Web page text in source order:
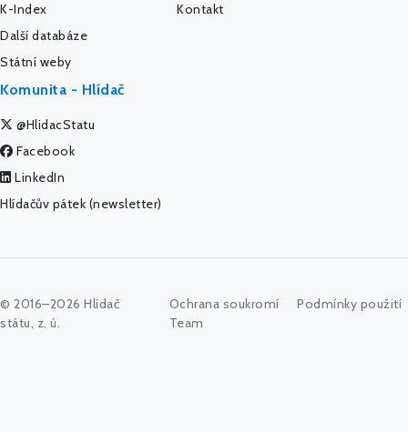
K-Index
Další databáze
Státní weby
Kontakt
Komunita - Hlídač
@HlidacStatu
Facebook
LinkedIn
Hlídačův pátek (newsletter)
© 2016–2026 Hlídač
státu, z. ú.
Ochrana soukromí
Podmínky použití
Team